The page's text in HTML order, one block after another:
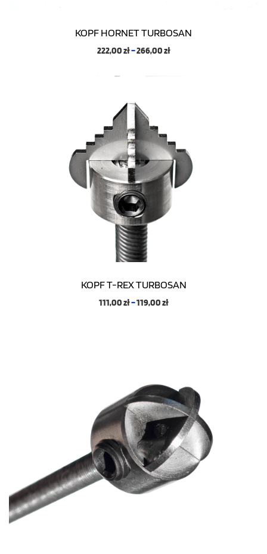
KOPF HORNET TURBOSAN
222,00zł–266,00zł
KOPF T-REX TURBOSAN
111,00zł–119,00zł